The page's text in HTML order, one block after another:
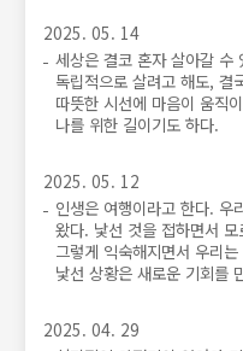
2025. 05. 14
세상은 결코 혼자 살아갈 수
독립적으로 살려고 해도, 결
따뜻한 시선에 마음이 움직
나를 위한 길이기도 하다.
2025. 05. 12
인생은 여행이라고 한다. 우
왔다. 낯선 것을 접하면서
그렇게 익숙해지면서 우리
낯선 상황은 새로운 기회를
2025. 04. 29